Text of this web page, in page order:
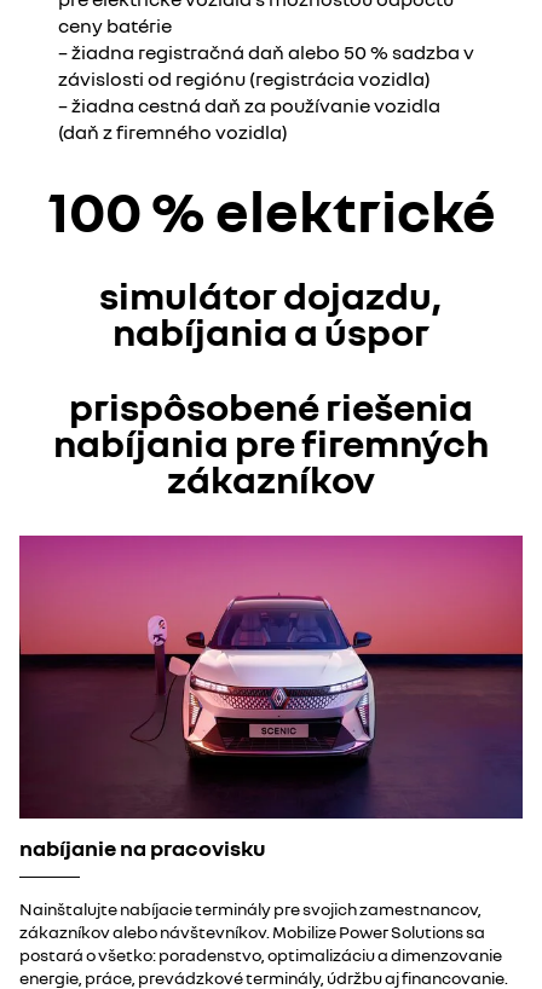
ceny batérie
– žiadna registračná daň alebo 50 % sadzba v
závislosti od regiónu (registrácia vozidla)
– žiadna cestná daň za používanie vozidla
(daň z firemného vozidla)
100 % elektrické
simulátor dojazdu,
nabíjania a úspor
prispôsobené riešenia
nabíjania pre firemných
zákazníkov
nabíjanie na pracovisku
Nainštalujte nabíjacie terminály pre svojich zamestnancov,
zákazníkov alebo návštevníkov. Mobilize Power Solutions sa
postará o všetko: poradenstvo, optimalizáciu a dimenzovanie
energie, práce, prevádzkové terminály, údržbu aj financovanie.